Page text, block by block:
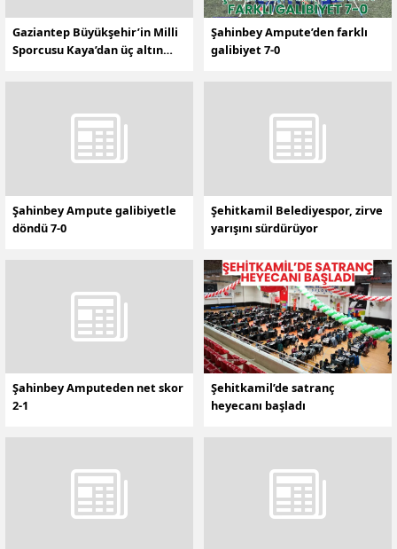
Gaziantep Büyükşehir’in Milli
Sporcusu Kaya’dan üç altın
Şahinbey Ampute’den farklı
galibiyet 7-0
Şahinbey Ampute galibiyetle
döndü 7-0
Şehitkamil Belediyespor, zirve
yarışını sürdürüyor
Şahinbey Amputeden net skor
2-1
Şehitkamil’de satranç
heyecanı başladı